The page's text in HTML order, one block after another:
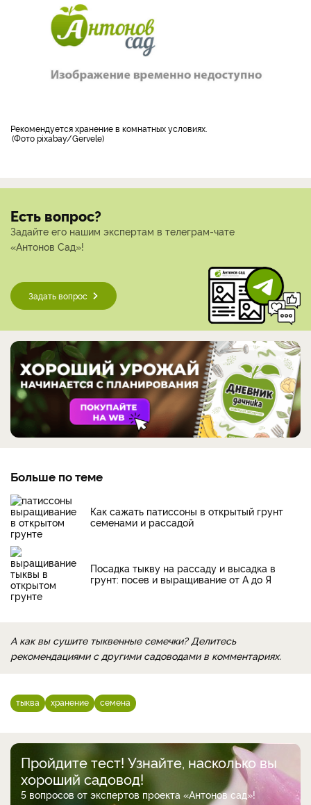
Рекомендуется хранение в комнатных условиях.
Фото pixabay/Gervele
Есть вопрос?
Задайте его нашим экспертам в телеграм-чате
«Антонов Сад»!
Задать вопрос
Больше по теме
Как сажать патиссоны в открытый грунт
семенами и рассадой
Посадка тыкву на рассаду и высадка в
грунт: посев и выращивание от А до Я
А как вы сушите тыквенные семечки? Делитесь
рекомендациями с другими садоводами в комментариях.
тыква хранение семена
Пройдите тест! Узнайте, насколько вы
хороший садовод!
5 вопросов от экспертов проекта «Антонов сад»!